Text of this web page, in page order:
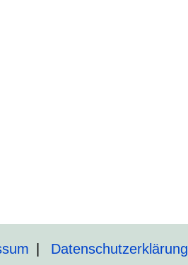
Datenschutzerklärung